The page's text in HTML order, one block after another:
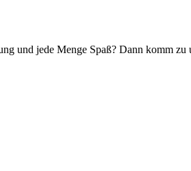
jede Menge Spaß? Dann komm zu